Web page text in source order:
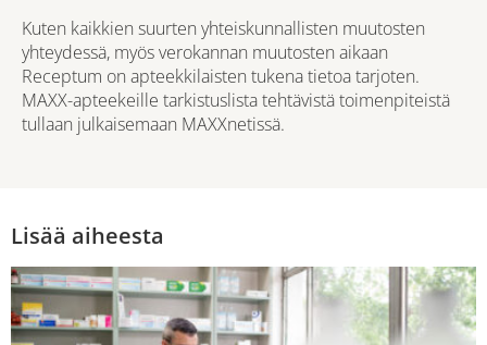
Kuten kaikkien suurten yhteiskunnallisten muutosten
yhteydessä, myös verokannan muutosten aikaan
Receptum on apteekkilaisten tukena tietoa tarjoten.
MAXX-apteekeille tarkistuslista tehtävistä toimenpiteistä
tullaan julkaisemaan MAXXnetissä.
Lisää aiheesta